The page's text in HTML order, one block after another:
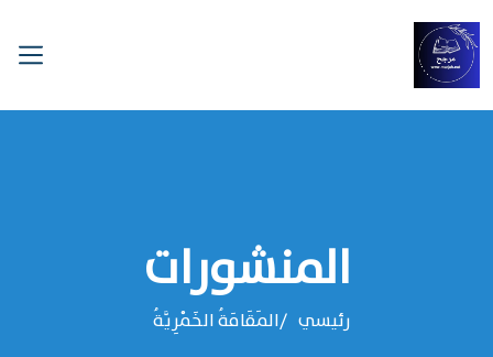
المنشورات
رئيسي المَقَامَةُ الخَمْرِيَّةُ